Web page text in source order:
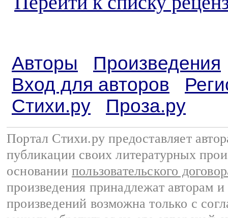
Авторы
Произведения
Вход для авторов
Стихи.ру
Проза.ру
Портал Стихи.ру предоставляет
публикации своих литературных
основании пользовательского
произведения принадлежат авторам
произведений возможна только с